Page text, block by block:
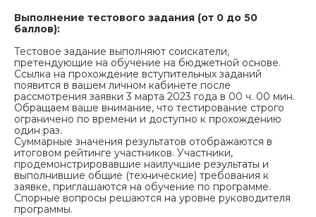
Выполнение тестового задания (от 0 до 50
баллов):
Тестовое задание выполняют соискатели,
претендующие на обучение на бюджетной основе.
Ссылка на прохождение вступительных заданий
появится в вашем личном кабинете после
рассмотрения заявки 3 марта 2023 года в 00 ч. 00 мин.
Обращаем ваше внимание, что тестирование строго
ограничено по времени и доступно к прохождению
один раз.
Суммарные значения результатов отображаются в
итоговом рейтинге участников. Участники,
продемонстрировавшие наилучшие результаты и
выполнившие общие (технические) требования к
заявке, приглашаются на обучение по программе.
Спорные вопросы решаются на уровне руководителя
программы.